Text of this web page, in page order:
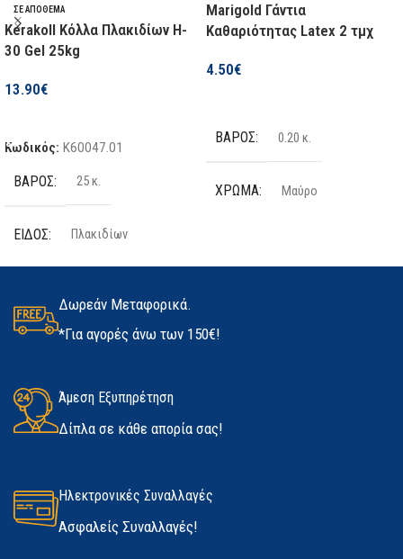
ΣΕ ΑΠΌΘΕΜΑ
Kerakoll Κόλλα Πλακιδίων H-
30 Gel 25kg
13.90€
Κωδικός: K60047.01
ΒΆΡΟΣ 25 κ.
ΕΊΔΟΣ Πλακιδίων
ΚΑΤΑΣΚΕΥΑΣΤΉΣ Kerakoll
ΔΙΑΘΕΣΙΜΌΤΗΤΑ
Marigold Γάντια
Καθαριότητας Latex 2 τμχ
4.50€
ΒΆΡΟΣ 0.20 κ.
ΧΡΏΜΑ Μαύρο
Δωρεάν Μεταφορικά.
*Για αγορές άνω των 150€!
Άμεση Εξυπηρέτηση
Δίπλα σε κάθε απορία σας!
Ηλεκτρονικές Συναλλαγές
Ασφαλείς Συναλλαγές!